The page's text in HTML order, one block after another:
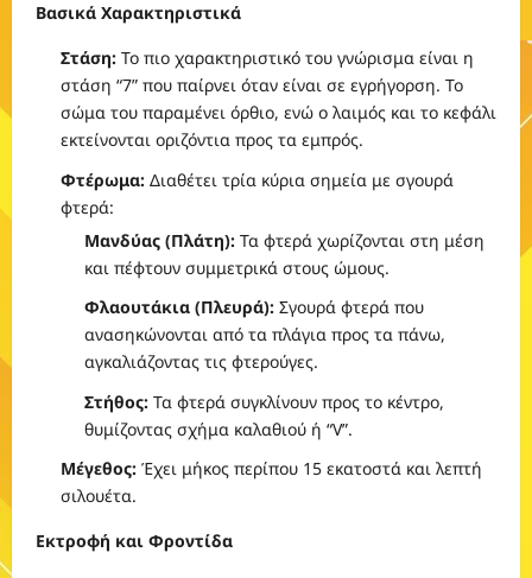
Βασικά Χαρακτηριστικά
Στάση: Το πιο χαρακτηριστικό του γνώρισμα είναι η
στάση “7” που παίρνει όταν είναι σε εγρήγορση. Το
σώμα του παραμένει όρθιο, ενώ ο λαιμός και το κεφάλι
εκτείνονται οριζόντια προς τα εμπρός.
Φτέρωμα: Διαθέτει τρία κύρια σημεία με σγουρά
φτερά:
Μανδύας (Πλάτη): Τα φτερά χωρίζονται στη μέση
και πέφτουν συμμετρικά στους ώμους.
Φλαουτάκια (Πλευρά): Σγουρά φτερά που
ανασηκώνονται από τα πλάγια προς τα πάνω,
αγκαλιάζοντας τις φτερούγες.
Στήθος: Τα φτερά συγκλίνουν προς το κέντρο,
θυμίζοντας σχήμα καλαθιού ή “V”.
Μέγεθος: Έχει μήκος περίπου 15 εκατοστά και λεπτή
σιλουέτα.
Εκτροφή και Φροντίδα